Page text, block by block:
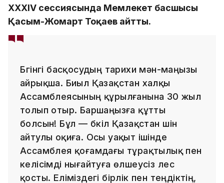
ХХХІV сессиясында Мемлекет басшысы
Қасым-Жомарт Тоқаев айтты.
Бүгінгі басқосудың тарихи мән-маңызы
айрықша. Биыл Қазақстан халқы
Ассамблеясының құрылғанына 30 жыл
толып отыр. Баршаңызға құтты
болсын! Бұл — бүкіл Қазақстан үшін
айтулы оқиға. Осы уақыт ішінде
Ассамблея қоғамдағы тұрақтылық пен
келісімді нығайтуға өлшеусіз үлес
қосты. Еліміздегі бірлік пен теңдіктің,